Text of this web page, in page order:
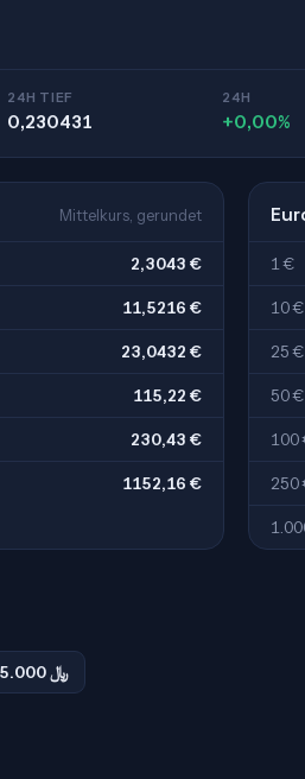
24H TIEF
0,230431
24H
+0,00%
Mittelkurs, gerundet
2,3043 €
11,5216 €
23,0432 €
115,22 €
230,43 €
1152,16 €
1 €
10 €
25 €
50 €
100
250
5.000 ﷼